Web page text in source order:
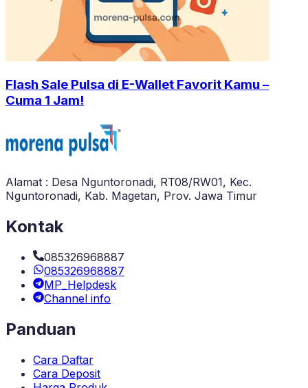
Flash Sale Pulsa di E-Wallet Favorit Kamu –
Cuma 1 Jam!
Alamat : Desa Nguntoronadi, RT08/RW01, Kec.
Nguntoronadi, Kab. Magetan, Prov. Jawa Timur
Kontak
085326968887
085326968887
MP_Helpdesk
Channel info
Panduan
Cara Daftar
Cara Deposit